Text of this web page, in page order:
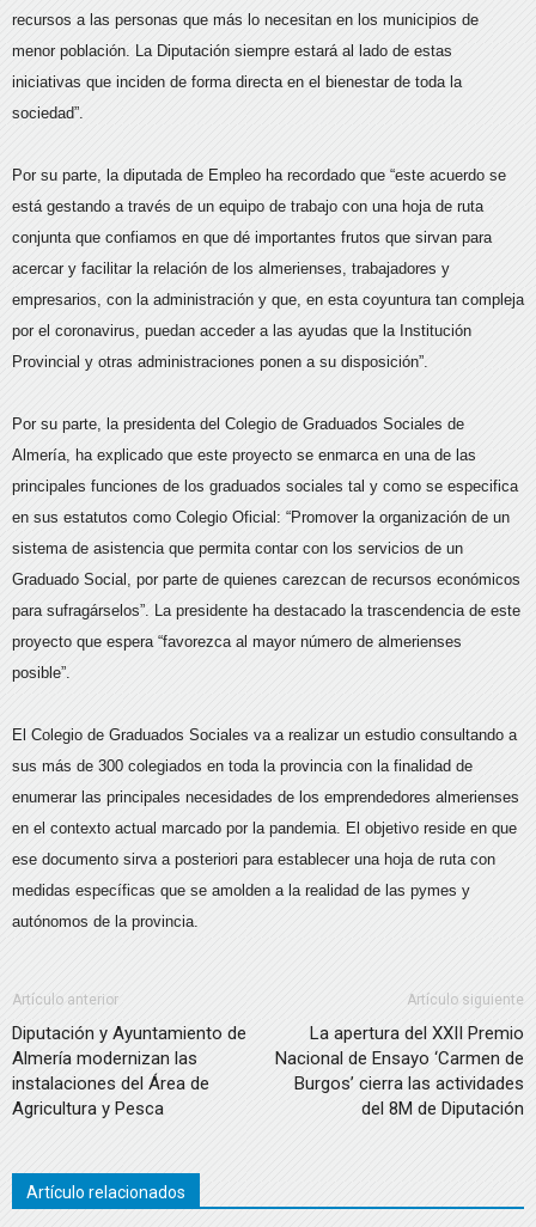
recursos a las personas que más lo necesitan en los municipios de
menor población. La Diputación siempre estará al lado de estas
iniciativas que inciden de forma directa en el bienestar de toda la
sociedad”.
Por su parte, la diputada de Empleo ha recordado que “este acuerdo se
está gestando a través de un equipo de trabajo con una hoja de ruta
conjunta que confiamos en que dé importantes frutos que sirvan para
acercar y facilitar la relación de los almerienses, trabajadores y
empresarios, con la administración y que, en esta coyuntura tan compleja
por el coronavirus, puedan acceder a las ayudas que la Institución
Provincial y otras administraciones ponen a su disposición”.
Por su parte, la presidenta del Colegio de Graduados Sociales de
Almería, ha explicado que este proyecto se enmarca en una de las
principales funciones de los graduados sociales tal y como se especifica
en sus estatutos como Colegio Oficial: “Promover la organización de un
sistema de asistencia que permita contar con los servicios de un
Graduado Social, por parte de quienes carezcan de recursos económicos
para sufragárselos”. La presidente ha destacado la trascendencia de este
proyecto que espera “favorezca al mayor número de almerienses
posible”.
El Colegio de Graduados Sociales va a realizar un estudio consultando a
sus más de 300 colegiados en toda la provincia con la finalidad de
enumerar las principales necesidades de los emprendedores almerienses
en el contexto actual marcado por la pandemia. El objetivo reside en que
ese documento sirva a posteriori para establecer una hoja de ruta con
medidas específicas que se amolden a la realidad de las pymes y
autónomos de la provincia.
Artículo anterior
Diputación y Ayuntamiento de
Almería modernizan las
instalaciones del Área de
Agricultura y Pesca
Artículo siguiente
La apertura del XXII Premio
Nacional de Ensayo ‘Carmen de
Burgos’ cierra las actividades
del 8M de Diputación
Artículo relacionados